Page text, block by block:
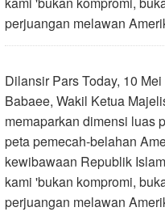
perjuangan melawan
Dilansir Pars Today, 10
Babaee, Wakil Ketua
memaparkan dimensi luas
peta pemecah-belahan
kewibawaan Republik
kami 'bukan kompromi,
perjuangan melawan